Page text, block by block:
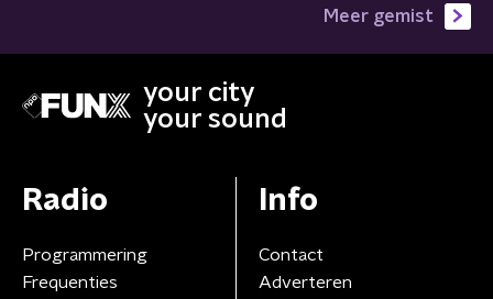
Meer gemist
your city
your sound
Radio
Programmering
Frequenties
Info
Contact
Adverteren